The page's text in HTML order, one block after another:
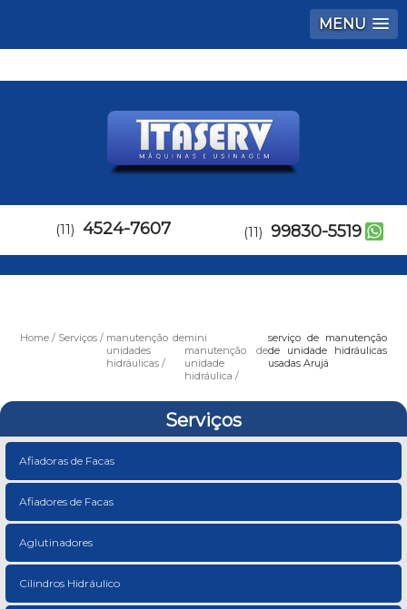
MENU
(11) 4524-7607 (11) 99830-5519
Home Serviços
manutenção de
unidades
hidráulicas
mini
manutenção de
unidade
hidráulica
serviço de manutenção
de unidade hidráulicas
usadas Arujá
Serviços
Afiadoras de Facas
Afiadores de Facas
Aglutinadores
Cilindros Hidráulico